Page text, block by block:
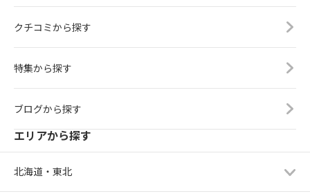
クチコミから探す
特集から探す
ブログから探す
エリアから探す
北海道・東北